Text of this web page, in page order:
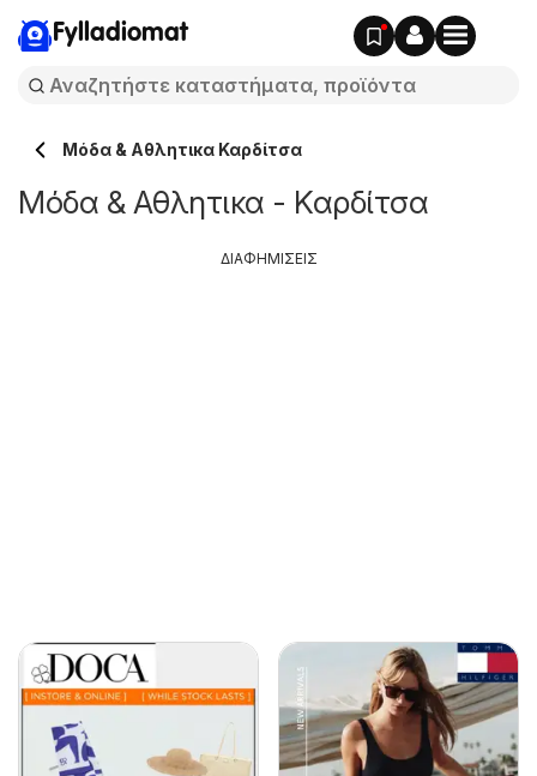
Fylladiomat
Μόδα & Aθλητικα Καρδίτσα
Μόδα & Aθλητικα - Καρδίτσα
ΔΙΑΦΗΜΙΣΕΙΣ